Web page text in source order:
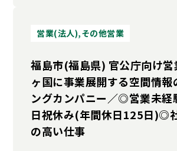
営業(法人),その他営業
福島市(福島県) 官公庁向け
ヶ国に事業展開する空間情報
ングカンパニー／◎営業未
日祝休み(年間休日125日)◎
の高い仕事